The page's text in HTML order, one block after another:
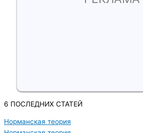
6 ПОСЛЕДНИХ СТАТЕЙ
Норманская теория